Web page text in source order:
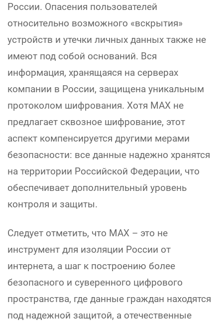
России. Опасения пользователей
относительно возможного «вскрытия»
устройств и утечки личных данных также не
имеют под собой оснований. Вся
информация, хранящаяся на серверах
компании в России, защищена уникальным
протоколом шифрования. Хотя МАХ не
предлагает сквозное шифрование, этот
аспект компенсируется другими мерами
безопасности: все данные надежно хранятся
на территории Российской Федерации, что
обеспечивает дополнительный уровень
контроля и защиты.
Следует отметить, что МАХ – это не
инструмент для изоляции России от
интернета, а шаг к построению более
безопасного и суверенного цифрового
пространства, где данные граждан находятся
под надежной защитой, а отечественные